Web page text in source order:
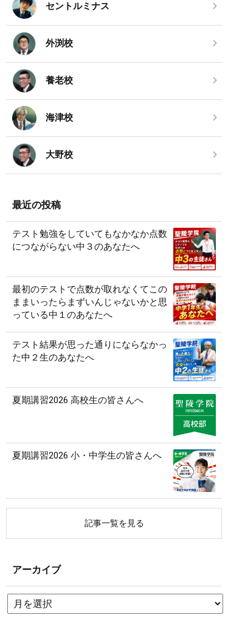
セントルミナス
外渕校
養老校
海津校
大野校
最近の投稿
テスト勉強をしていてもなかなか点数
につながらない中３のあなたへ
最初のテストで点数が取れなくてこの
ままいったらまずいんじゃないかと思
っている中１のあなたへ
テスト結果が思った通りにならなかっ
た中２生のあなたへ
夏期講習2026 高校生の皆さんへ
夏期講習2026 小・中学生の皆さんへ
記事一覧を見る
アーカイブ